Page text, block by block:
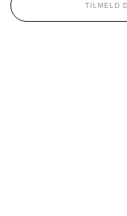
TILMELD